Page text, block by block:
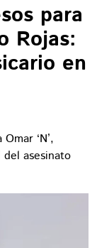
para
Rojas:
en
‘N’,
asesinato